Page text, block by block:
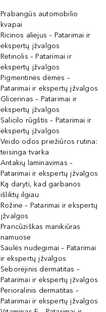
Prabangūs automobilio
kvapai
Ricinos aliejus – Patarimai ir
ekspertų įžvalgos
Retinolis – Patarimai ir
ekspertų įžvalgos
Pigmentinės dėmės –
Patarimai ir ekspertų įžvalgos
Glicerinas – Patarimai ir
ekspertų įžvalgos
Salicilo rūgštis – Patarimai ir
ekspertų įžvalgos
Veido odos priežiūros rutina:
teisinga tvarka
Antakių laminavimas –
Patarimai ir ekspertų įžvalgos
Ką daryti, kad garbanos
išliktų ilgiau
Rožinė – Patarimai ir ekspertų
įžvalgos
Prancūziškas manikiūras
namuose
Saulės nudegimai – Patarimai
ir ekspertų įžvalgos
Seborėjinis dermatitas –
Patarimai ir ekspertų įžvalgos
Perioralinis dermatitas –
Patarimai ir ekspertų įžvalgos